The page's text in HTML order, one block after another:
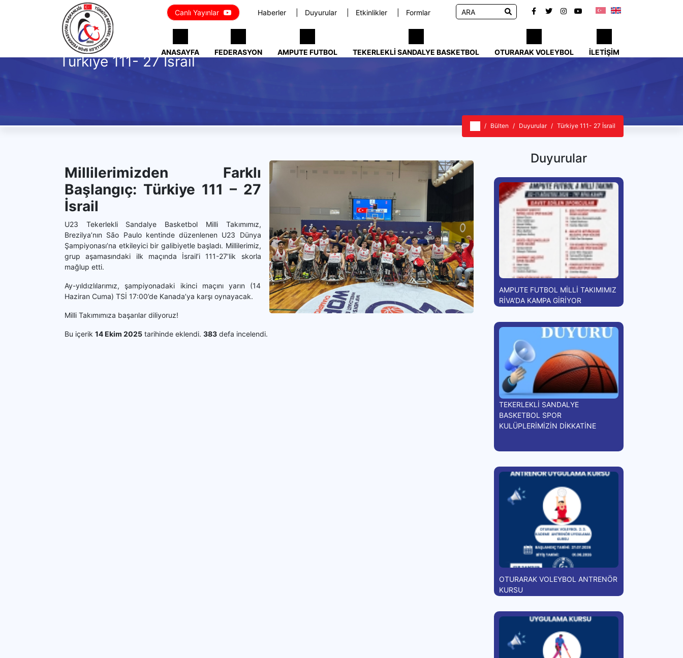
Haberler Duyurular Etkinlikler Formlar
Canlı Yayınlar
ANASAYFA FEDERASYON AMPUTE FUTBOL TEKERLEKLI SANDALYE BASKETBOL OTURARAK VOLEYBOL İLETIŞIM
Türkiye 111- 27 İsrail
Bülten Duyurular Türkiye 111- 27 İsrail
Millilerimizden Farklı
Başlangıç: Türkiye 111 – 27
İsrail
U23 Tekerlekli Sandalye Basketbol Milli Takımımız,
Brezilya’nın São Paulo kentinde düzenlenen U23 Dünya
Şampiyonası’na etkileyici bir galibiyetle başladı. Millilerimiz,
grup aşamasındaki ilk maçında İsrail’i 111-27’lik skorla
mağlup etti.
Ay-yıldızlılarımız, şampiyonadaki ikinci maçını yarın (14
Haziran Cuma) TSİ 17:00’de Kanada’ya karşı oynayacak.
Milli Takımımıza başarılar diliyoruz!
Bu içerik 14 Ekim 2025 tarihinde eklendi. 383 defa incelendi.
Duyurular
AMPUTE FUTBOL MİLLİ TAKIMIMIZ
RİVA'DA KAMPA GİRİYOR
TEKERLEKLİ SANDALYE
BASKETBOL SPOR
KULÜPLERİMİZİN DİKKATİNE
OTURARAK VOLEYBOL ANTRENÖR
KURSU